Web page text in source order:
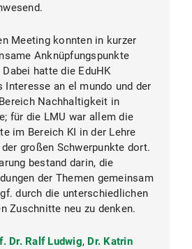
Meeting konnten in kurzer
Anknüpfungspunkte
hatte die EduHK
Interesse an el mundo und der
Nachhaltigkeit in
für die LMU war allem die
im Bereich KI in der Lehre
großen Schwerpunkte dort.
bestand darin, die
der Themen gemeinsam
durch die unterschiedlichen
Zuschnitte neu zu denken.
Dr. Ralf Ludwig, Dr. Katrin